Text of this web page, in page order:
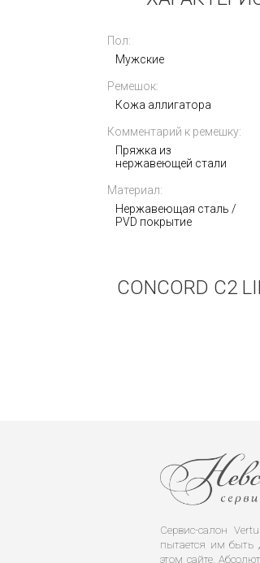
Rolex Oyster Perpetual 36mm 126000-
0006
1 403 000
Пол:
Мужские
Ремешок:
Кожа аллигатора
Комментарий к ремешку:
Пряжка из
нержавеющей стали
Материал:
Нержавеющая сталь /
PVD покрытие
CONCORD C2
Сервис-салон
пытается им быть
этом сайте.